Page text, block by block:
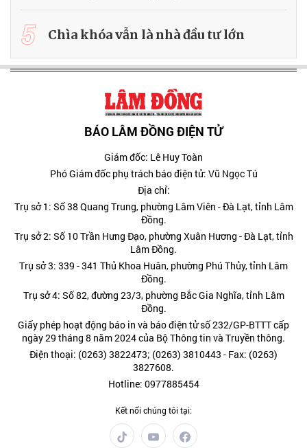
5 Chìa khóa vẫn là nhà đầu tư lớn
BÁO LÂM ĐỒNG ĐIỆN TỬ
Giám đốc: Lê Huy Toàn
Phó Giám đốc phụ trách báo điện tử: Vũ Ngọc Tú
Địa chỉ:
Trụ sở 1: Số 38 Quang Trung, phường Lâm Viên - Đà Lạt, tỉnh Lâm
Đồng.
Trụ sở 2: Số 10 Trần Hưng Đạo, phường Xuân Hương - Đà Lạt, tỉnh
Lâm Đồng.
Trụ sở 3: 339 - 341 Thủ Khoa Huân, phường Phú Thủy, tỉnh Lâm
Đồng.
Trụ sở 4: Số 82, đường 23/3, phường Bắc Gia Nghĩa, tỉnh Lâm
Đồng.
Giấy phép hoạt động báo in và báo điện tử số 232/GP-BTTT cấp
ngày 29 tháng 8 năm 2024 của Bộ Thông tin và Truyền thông.
Điện thoại: (0263) 3822473; (0263) 3810443 - Fax: (0263)
3827608.
Hotline: 0977885454
Kết nối chúng tôi tại: